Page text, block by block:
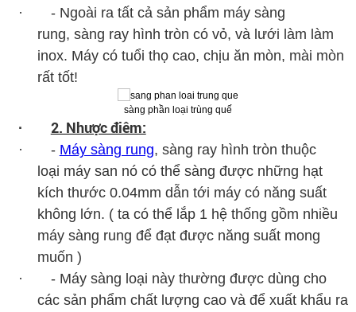
· - Ngoài ra tất cả sản phẩm máy sàng
rung, sàng ray hình tròn có vỏ, và lưới làm làm
inox. Máy có tuổi thọ cao, chịu ăn mòn, mài mòn
rất tốt!
sàng phần loại trùng quế
· 2. Nhược điêm:
· - Máy sàng rung, sàng ray hình tròn thuộc
loại máy san nó có thể sàng được những hạt
kích thước 0.04mm dẫn tới máy có năng suất
không lớn. ( ta có thể lắp 1 hệ thống gồm nhiều
máy sàng rung để đạt được năng suất mong
muốn )
· - Máy sàng loại này thường được dùng cho
các sản phẩm chất lượng cao và để xuất khẩu ra